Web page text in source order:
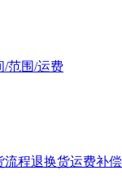
/范围/运费
流程退换货运费补